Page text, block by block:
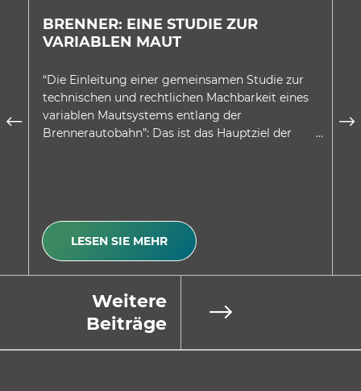
BRENNER: EINE STUDIE ZUR
VARIABLEN MAUT
“Die Einleitung einer gemeinsamen Studie zur
technischen und rechtlichen Machbarkeit eines
variablen Mautsystems entlang der
Brennerautobahn”: Das ist das Hauptziel der
LESEN SIE MEHR
Weitere
Beiträge